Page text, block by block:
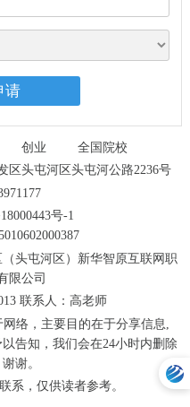
创业
全国院校
区头屯河区头屯河公路2236号
号-1
头屯河区）新华智原互联网职
限公司
联系人：高老师
络，主要目的在于分享信息,
告知，我们会在24小时内删除
谢。
系，仅供读者参考。